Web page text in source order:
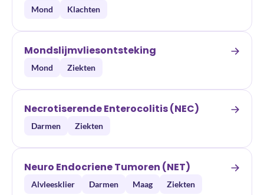
Mond Klachten
Mondslijmvliesontsteking
Mond Ziekten
Necrotiserende Enterocolitis (NEC)
Darmen Ziekten
Neuro Endocriene Tumoren (NET)
Alvleesklier Darmen Maag Ziekten